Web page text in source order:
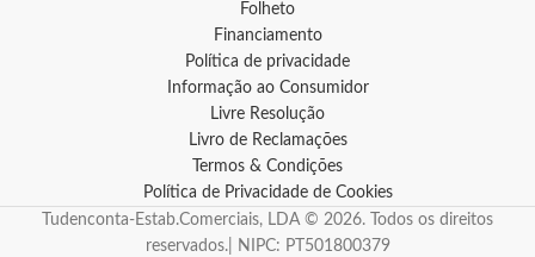
Folheto
Financiamento
Política de privacidade
Informação ao Consumidor
Livre Resolução
Livro de Reclamações
Termos & Condições
Política de Privacidade de Cookies
Tudenconta-Estab.Comerciais, LDA © 2026. Todos os direitos
reservados.| NIPC: PT501800379